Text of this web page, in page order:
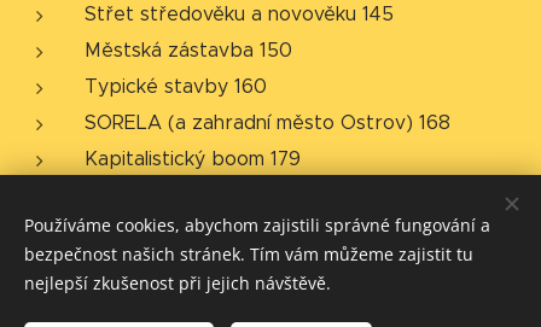
Střet středověku a novověku 145
Městská zástavba 150
Typické stavby 160
SORELA (a zahradní město Ostrov) 168
Kapitalistický boom 179
Používáme cookies, abychom zajistili správné fungování a
bezpečnost našich stránek. Tím vám můžeme zajistit tu
nejlepší zkušenost při jejich návštěvě.